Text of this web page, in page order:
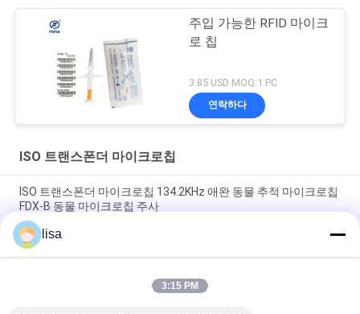
주입 가능한 RFID 마이크
로 칩
3.85 USD MOQ:1 PC
연락하다
ISO 트랜스폰더 마이크로칩
ISO 트랜스폰더 마이크로칩 134.2KHz 애완 동물 추적 마이크로칩
FDX-B 동물 마이크로칩 주사
가축 마이크로칩 주사 가능한 자동응답기를 위한 ISO 표준 마이크
로칩 전파 식별 태그 주사 가능한 칩 동물 마이크로칩 주사기
동물 추적용 임플란테블 마이크로칩 태그 유니버설 EO 살균 15자
lisa
3:15 PM